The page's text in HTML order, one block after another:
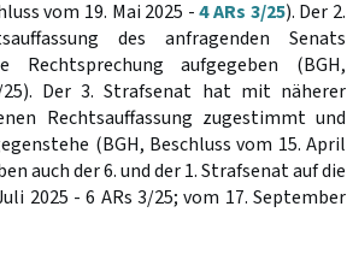
vom 19. Mai 2025 -4 ARs 3/25). Der 2.
des anfragenden Senats
Rechtsprechung aufgegeben (BGH,
Der 3. Strafsenat hat mit näherer
Rechtsauffassung zugestimmt und
(BGH, Beschluss vom 15. April
auch der 6. und der 1. Strafsenat auf die
2025 - 6 ARs 3/25; vom 17. September